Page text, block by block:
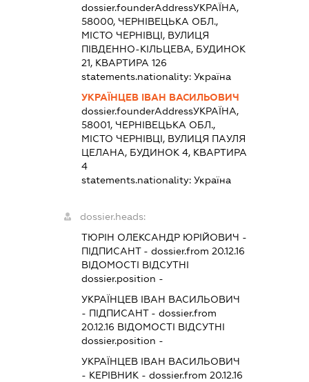
dossier.founderAddressУКРАЇНА,
58000, ЧЕРНІВЕЦЬКА ОБЛ.,
МІСТО ЧЕРНІВЦІ, ВУЛИЦЯ
ПІВДЕННО-КІЛЬЦЕВА, БУДИНОК
21, КВАРТИРА 126
statements.nationality: Україна
УКРАЇНЦЕВ ІВАН ВАСИЛЬОВИЧ
dossier.founderAddressУКРАЇНА,
58001, ЧЕРНІВЕЦЬКА ОБЛ.,
МІСТО ЧЕРНІВЦІ, ВУЛИЦЯ ПАУЛЯ
ЦЕЛАНА, БУДИНОК 4, КВАРТИРА
4
statements.nationality: Україна
dossier.heads:
ТЮРІН ОЛЕКСАНДР ЮРІЙОВИЧ -
ПІДПИСАНТ- dossier.from 20.12.16
ВІДОМОСТІ ВІДСУТНІ
dossier.position -
УКРАЇНЦЕВ ІВАН ВАСИЛЬОВИЧ
- ПІДПИСАНТ- dossier.from
20.12.16 ВІДОМОСТІ ВІДСУТНІ
dossier.position -
УКРАЇНЦЕВ ІВАН ВАСИЛЬОВИЧ
- КЕРІВНИК - dossier.from 20.12.16